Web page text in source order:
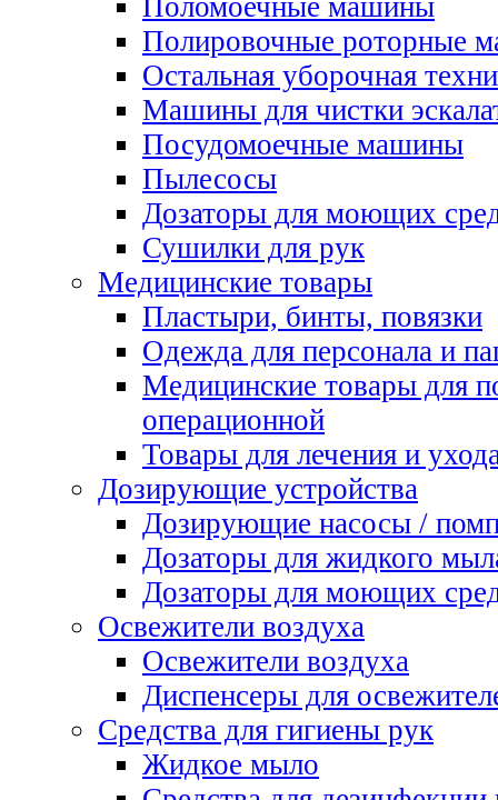
Поломоечные машины
Полировочные роторные
Остальная уборочная
Машины для чистки
Посудомоечные машины
Пылесосы
Дозаторы для моющих
Сушилки для рук
Медицинские товары
Пластыри, бинты, повязки
Одежда для персонала и
Медицинские товары для
операционной
Товары для лечения и
Дозирующие устройства
Дозирующие насосы /
Дозаторы для жидкого
Дозаторы для моющих
Освежители воздуха
Освежители воздуха
Диспенсеры для
Средства для гигиены рук
Жидкое мыло